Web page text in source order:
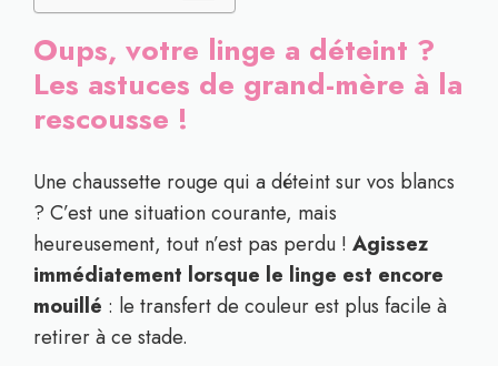
Oups, votre linge a déteint ?
Les astuces de grand-mère à la
rescousse !
Une chaussette rouge qui a déteint sur vos blancs
? C’est une situation courante, mais
heureusement, tout n’est pas perdu ! Agissez
immédiatement lorsque le linge est encore
mouillé : le transfert de couleur est plus facile à
retirer à ce stade.